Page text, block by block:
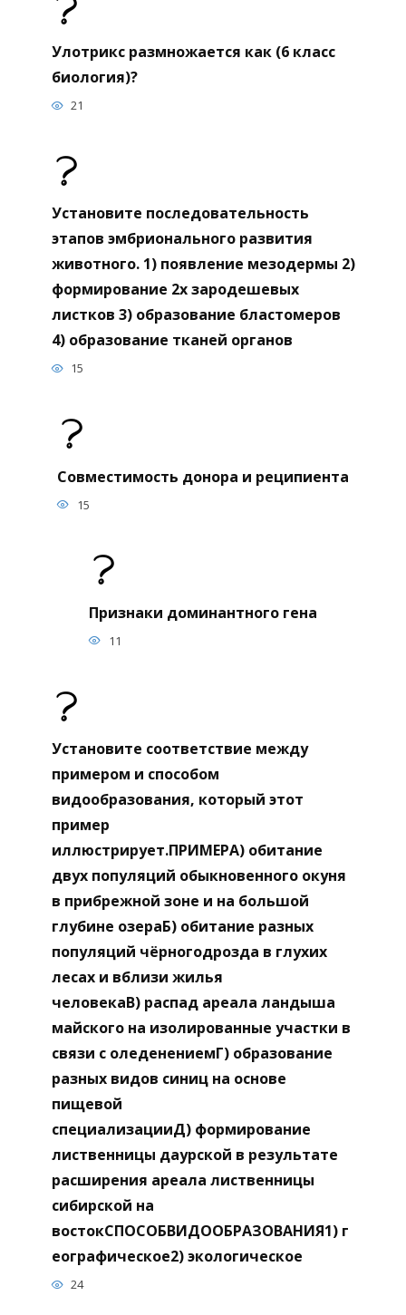
Улотрикс размножается как (6 класс
биология)?
21
Установите последовательность
этапов эмбрионального развития
животного. 1) появление мезодермы 2)
формирование 2х зародешевых
листков 3) образование бластомеров
4) образование тканей органов
15
Совместимость донора и реципиента
15
Признаки доминантного гена
11
Установите соответствие между
примером и способом
видообразования, который этот
пример
иллюстрирует.ПРИМЕРА) обитание
двух популяций обыкновенного окуня
в прибрежной зоне и на большой
глубине озераБ) обитание разных
популяций чёрногодрозда в глухих
лесах и вблизи жилья
человекаВ) распад ареала ландыша
майского на изолированные участки в
связи с оледенениемГ) образование
разных видов синиц на основе
пищевой
специализацииД) формирование
лиственницы даурской в результате
расширения ареала лиственницы
сибирской на
востокСПОСОБВИДООБРАЗОВАНИЯ1) г
еографическое2) экологическое
24